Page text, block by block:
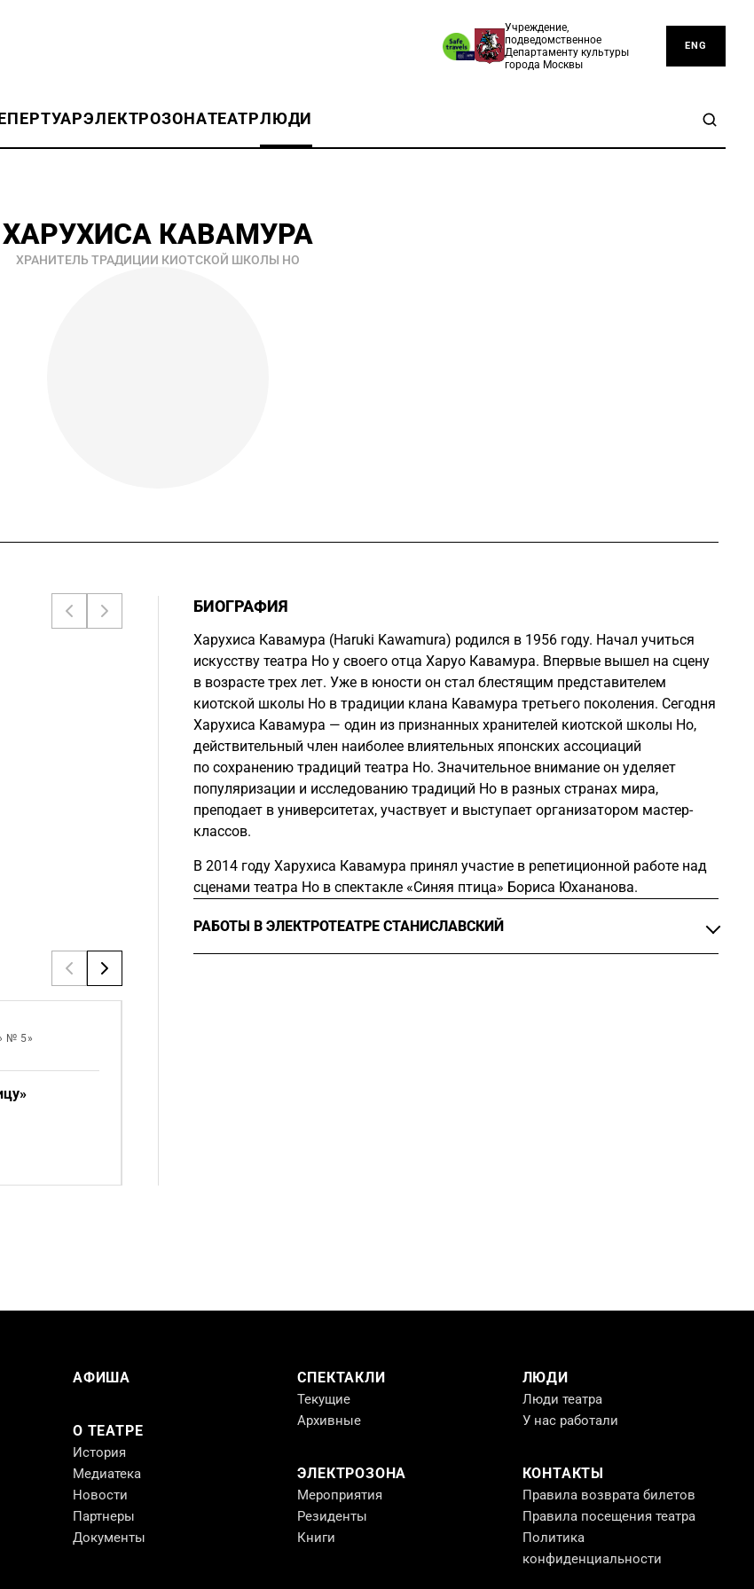
Учреждение,
подведомственное
Департаменту культуры
города Москвы
ENG
ЭЛЕКТРОЗОНАТЕАТРЛЮДИ
ХАРУХИСА КАВАМУРА
ХРАНИТЕЛЬ ТРАДИЦИИ КИОТСКОЙ ШКОЛЫ НО
№ 5»
БИОГРАФИЯ
Харухиса Кавамура (Haruki Kawamura) родился в 1956 году. Начал учиться
искусству театра Но у своего отца Харуо Кавамура. Впервые вышел на сцену
в возрасте трех лет. Уже в юности он стал блестящим представителем
киотской школы Но в традиции клана Кавамура третьего поколения. Сегодня
Харухиса Кавамура — один из признанных хранителей киотской школы Но,
действительный член наиболее влиятельных японских ассоциаций
по сохранению традиций театра Но. Значительное внимание он уделяет
популяризации и исследованию традиций Но в разных странах мира,
преподает в университетах, участвует и выступает организатором мастер-
классов.
В 2014 году Харухиса Кавамура принял участие в репетиционной работе над
сценами театра Но в спектакле «Синяя птица» Бориса Юхананова.
РАБОТЫ В ЭЛЕКТРОТЕАТРЕ СТАНИСЛАВСКИЙ
АФИША
О ТЕАТРЕ
История
Медиатека
Новости
Партнеры
Документы
СПЕКТАКЛИ
Текущие
Архивные
ЭЛЕКТРОЗОНА
Мероприятия
Резиденты
Книги
ЛЮДИ
Люди театра
У нас работали
КОНТАКТЫ
Правила возврата билетов
Правила посещения театра
Политика
конфиденциальности